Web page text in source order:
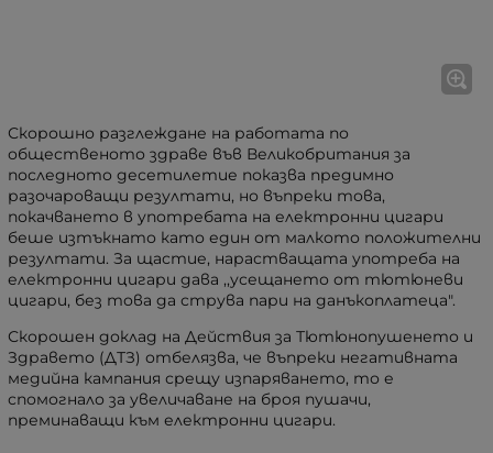
Скорошно разглеждане на работата по
общественото здраве във Великобритания за
последното десетилетие показва предимно
разочароващи резултати, но въпреки това,
покачването в употребата на електронни цигари
беше изтъкнато като един от малкото положителни
резултати. За щастие, нарастващата употреба на
електронни цигари дава ,,усещането от тютюневи
цигари, без това да струва пари на данъкоплатеца".
Скорошен доклад на Действия за Тютюнопушенето и
Здравето (ДТЗ) отбелязва, че въпреки негативната
медийна кампания срещу изпаряването, то е
спомогнало за увеличаване на броя пушачи,
преминаващи към електронни цигари.